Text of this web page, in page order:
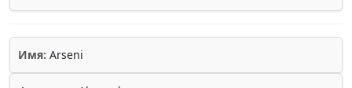
Имя: Arseni